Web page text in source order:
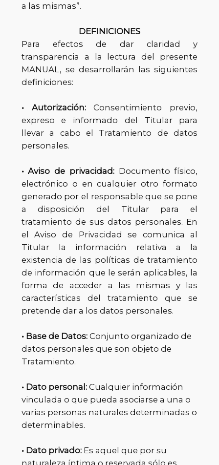
a las mismas”.
DEFINICIONES
Para efectos de dar claridad y
transparencia a la lectura del presente
MANUAL, se desarrollarán las siguientes
definiciones:
• Autorización:Consentimiento previo,
expreso e informado del Titular para
llevar a cabo el Tratamiento de datos
personales.
• Aviso de privacidad:Documento físico,
electrónico o en cualquier otro formato
generado por el responsable que se pone
a disposición del Titular para el
tratamiento de sus datos personales. En
el Aviso de Privacidad se comunica al
Titular la información relativa a la
existencia de las políticas de tratamiento
de información que le serán aplicables, la
forma de acceder a las mismas y las
características del tratamiento que se
pretende dar a los datos personales.
• Base de Datos:Conjunto organizado de
datos personales que son objeto de
Tratamiento.
• Dato personal:Cualquier información
vinculada o que pueda asociarse a una o
varias personas naturales determinadas o
determinables.
• Dato privado:Es aquel que por su
naturaleza íntima o reservada sólo es